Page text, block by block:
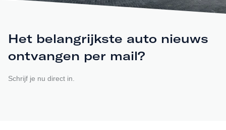
Het belangrijkste auto nieuws
ontvangen per mail?
Schrijf je nu direct in.